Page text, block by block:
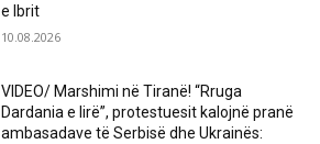
e Ibrit
10.08.2026
VIDEO/ Marshimi në Tiranë! “Rruga
Dardania e lirë”, protestuesit kalojnë pranë
ambasadave të Serbisë dhe Ukrainës: